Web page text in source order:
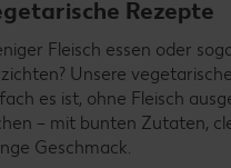
Rezepte
Fleisch essen oder
Unsere
es ist, ohne Fleisch
– mit bunten Zutaten,
Geschmack.